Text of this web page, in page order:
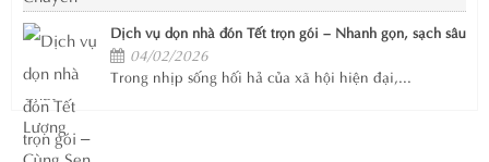
Dịch vụ dọn nhà đón Tết trọn gói – Nhanh gọn, sạch sâu
04/02/2026
Trong nhịp sống hối hả của xã hội hiện đại,...